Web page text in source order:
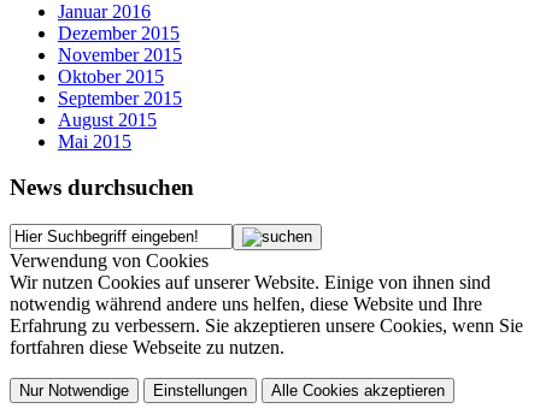
Januar 2016
Dezember 2015
November 2015
Oktober 2015
September 2015
August 2015
Mai 2015
News durchsuchen
Verwendung von Cookies
Wir nutzen Cookies auf unserer Website. Einige von ihnen sind
notwendig während andere uns helfen, diese Website und Ihre
Erfahrung zu verbessern. Sie akzeptieren unsere Cookies, wenn Sie
fortfahren diese Webseite zu nutzen.
Nur Notwendige Einstellungen Alle Cookies akzeptieren